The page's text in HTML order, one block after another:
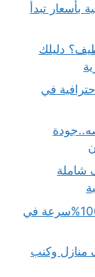
تبدأ
دليلك
في
شاملة
شركة تنظيف العليا الرياض جودة عالية 100%سرعة في
وكنب